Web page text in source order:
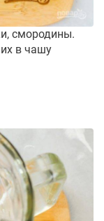
смородины.
в чашу